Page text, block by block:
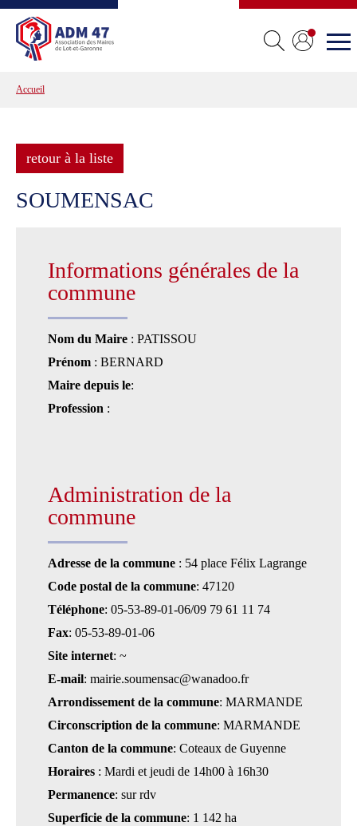
Accueil
retour à la liste
SOUMENSAC
Informations générales de la
commune
Nom du Maire : PATISSOU
Prénom : BERNARD
Maire depuis le:
Profession :
Administration de la
commune
Adresse de la commune : 54 place Félix Lagrange
Code postal de la commune: 47120
Téléphone: 05-53-89-01-06/09 79 61 11 74
Fax: 05-53-89-01-06
Site internet: ~
E-mail: mairie.soumensac@wanadoo.fr
Arrondissement de la commune: MARMANDE
Circonscription de la commune: MARMANDE
Canton de la commune: Coteaux de Guyenne
Horaires : Mardi et jeudi de 14h00 à 16h30
Permanence: sur rdv
Superficie de la commune: 1 142 ha